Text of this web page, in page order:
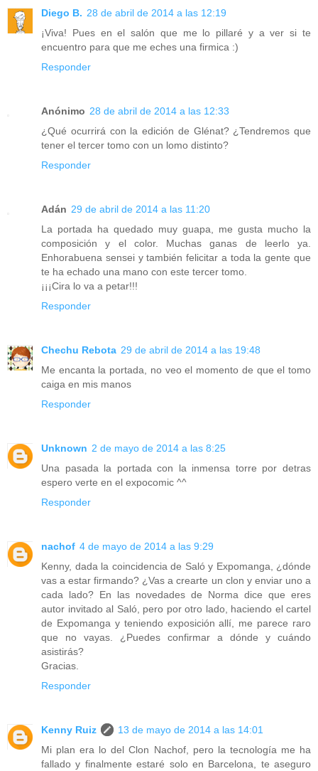
Diego B. 28 de abril de 2014 a las 12:19
¡Viva! Pues en el salón que me lo pillaré y a ver si te
encuentro para que me eches una firmica :)
Responder
Anónimo 28 de abril de 2014 a las 12:33
¿Qué ocurrirá con la edición de Glénat? ¿Tendremos que
tener el tercer tomo con un lomo distinto?
Responder
Adán 29 de abril de 2014 a las 11:20
La portada ha quedado muy guapa, me gusta mucho la
composición y el color. Muchas ganas de leerlo ya.
Enhorabuena sensei y también felicitar a toda la gente que
te ha echado una mano con este tercer tomo.
¡¡¡Cira lo va a petar!!!
Responder
Chechu Rebota 29 de abril de 2014 a las 19:48
Me encanta la portada, no veo el momento de que el tomo
caiga en mis manos
Responder
Unknown 2 de mayo de 2014 a las 8:25
Una pasada la portada con la inmensa torre por detras
espero verte en el expocomic ^^
Responder
nachof 4 de mayo de 2014 a las 9:29
Kenny, dada la coincidencia de Saló y Expomanga, ¿dónde
vas a estar firmando? ¿Vas a crearte un clon y enviar uno a
cada lado? En las novedades de Norma dice que eres
autor invitado al Saló, pero por otro lado, haciendo el cartel
de Expomanga y teniendo exposición allí, me parece raro
que no vayas. ¿Puedes confirmar a dónde y cuándo
asistirás?
Gracias.
Responder
Kenny Ruiz
13 de mayo de 2014 a las 14:01
Mi plan era lo del Clon Nachof, pero la tecnología me ha
fallado y finalmente estaré solo en Barcelona, te aseguro